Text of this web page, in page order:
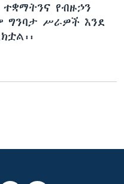
የብዙኃን
ግንባታ ሥራዎች እንደ